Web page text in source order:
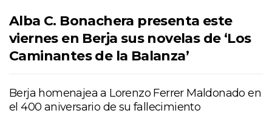
Alba C. Bonachera presenta este
viernes en Berja sus novelas de ‘Los
Caminantes de la Balanza’
Berja homenajea a Lorenzo Ferrer Maldonado en
el 400 aniversario de su fallecimiento